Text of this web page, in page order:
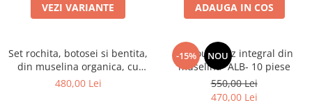
VEZI VARIANTE ADAUGA IN COS
Set rochita, botosei si bentita,
din muselina organica, cu
detalii brodate - Lavanda
480,00 Lei
-15% NOU
Trusou botez integral din
muselina- ALB- 10 piese
550,00 Lei
470,00 Lei